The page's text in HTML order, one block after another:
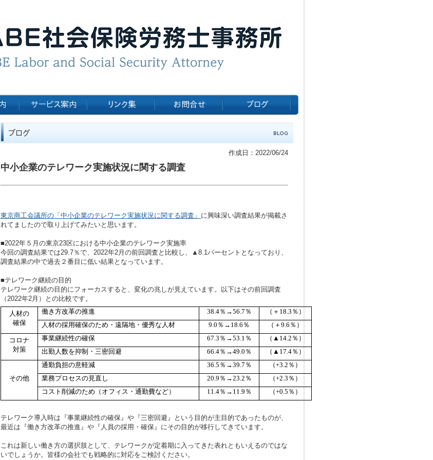
作成日：2022/06/24
中小企業のテレワーク実施状況に関する調査
東京商工会議所の「中小企業のテレワーク実施状況に関する調査」 に興味深い調査結果が掲載さ
れてましたので取り上げてみたいと思います。
■2022年５月の東京23区における中小企業のテレワーク実施率
今回の調査結果では29.7％で、 2022年2 月の前回調査と比較し、 ▲8.1パーセントとなっており、
調査結果の中で過去２番目に低い結果となっています。
■テレワーク継続の目的
テレワーク継続の目的にフォーカスすると、変化の兆しが見えています。以下はその前回調査
（ 2022年2 月）との比較です。
人材の
確保
働き方改革の推進 38.4％→56.7 ％ （＋ 18.3 ％）
人材の採用確保のため・遠隔地・優秀な人材
9.0 ％→ 18.6 ％ （＋ 9.6 ％）
コロナ
対策
事業継続性の確保 67.3 ％→53.1 ％ （▲ 14.2 ％）
出勤人数を抑制・三密回避
66.4％→49.0 ％ （▲ 17.4％）
その他
通勤負担の意軽減 36.5 ％→39.7 ％ （+3.2 ％）
業務プロセスの見直し
20.9 ％→23.2 ％ （+2.3 ％）
コスト削減のため（オフィス・通勤費など）
11.4％→ 11.9 ％ （+0.5 ％）
テレワーク導入時は『事業継続性の確保』や『三密回避』という目的が主目的であったものが、
最近は『働き方改革の推進』や『人員の採用・確保』にその目的が移行してきています。
これは新しい働き方の選択肢として、テレワークが定着期に入ってきた表れともいえるのではな
いでしょうか。皆様の会社でも戦略的に対応をご検討ください。